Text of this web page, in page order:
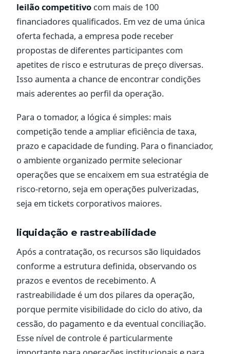
leilão competitivo com mais de 100
financiadores qualificados. Em vez de uma única
oferta fechada, a empresa pode receber
propostas de diferentes participantes com
apetites de risco e estruturas de preço diversas.
Isso aumenta a chance de encontrar condições
mais aderentes ao perfil da operação.
Para o tomador, a lógica é simples: mais
competição tende a ampliar eficiência de taxa,
prazo e capacidade de funding. Para o financiador,
o ambiente organizado permite selecionar
operações que se encaixem em sua estratégia de
risco-retorno, seja em operações pulverizadas,
seja em tickets corporativos maiores.
liquidação e rastreabilidade
Após a contratação, os recursos são liquidados
conforme a estrutura definida, observando os
prazos e eventos de recebimento. A
rastreabilidade é um dos pilares da operação,
porque permite visibilidade do ciclo do ativo, da
cessão, do pagamento e da eventual conciliação.
Esse nível de controle é particularmente